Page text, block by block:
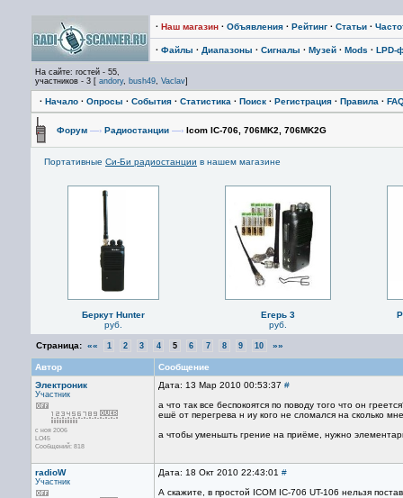
· Наш магазин · Объявления · Рейтинг · Статьи ·
· Файлы · Диапазоны · Сигналы · Музей · Mods · LPD-
На сайте: гостей - 55,
участников - 3 [ andory, bush49, Vaclav]
· Начало · Опросы · События · Статистика · Поиск · Регистрация · Правила ·
Форум —› Радиостанции —› Icom IC-706, 706MK2, 706MK2G
Портативные Си-Би радиостанции в нашем магазине
Беркут Hunter
руб.
Егерь 3
руб.
Страница: «« 1 2 3 4 5 6 7 8 9 10 »»
Автор
Сообщение
Электроник
Участник
с ноя 2006
LO45
Сообщений: 818
Дата: 13 Мар 2010 00:53:37 #
а что так все беспокоятся по поводу того что он
ешё от перегрева н иу кого не сломался на сколько
а чтобы уменьшть грение на приёме, нужно
radioW
Участник
Дата: 18 Окт 2010 22:43:01 #
А скажите, в простой ICOM IC-706 UT-106 нельзя